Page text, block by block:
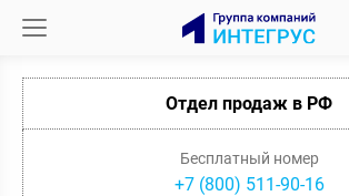
Отдел продаж в РФ
Бесплатный номер
+7 (800) 511-90-16